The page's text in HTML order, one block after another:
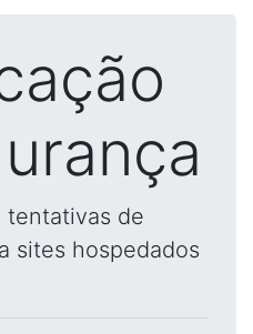
tentativas de
sites hospedados